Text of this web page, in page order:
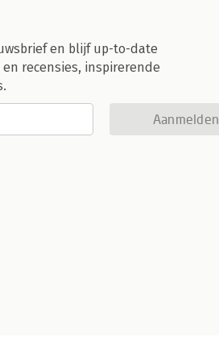
en blijf up-to-date
recensies, inspirerende
Aanmelden